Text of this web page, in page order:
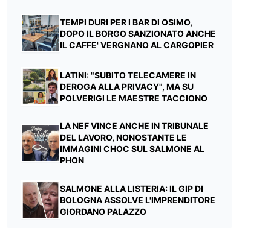
TEMPI DURI PER I BAR DI OSIMO,
DOPO IL BORGO SANZIONATO ANCHE
IL CAFFE' VERGNANO AL CARGOPIER
LATINI: "SUBITO TELECAMERE IN
DEROGA ALLA PRIVACY", MA SU
POLVERIGI LE MAESTRE TACCIONO
LA NEF VINCE ANCHE IN TRIBUNALE
DEL LAVORO, NONOSTANTE LE
IMMAGINI CHOC SUL SALMONE AL
PHON
SALMONE ALLA LISTERIA: IL GIP DI
BOLOGNA ASSOLVE L'IMPRENDITORE
GIORDANO PALAZZO